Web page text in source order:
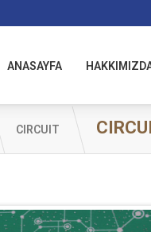
ANASAYFA
CIRCUIT